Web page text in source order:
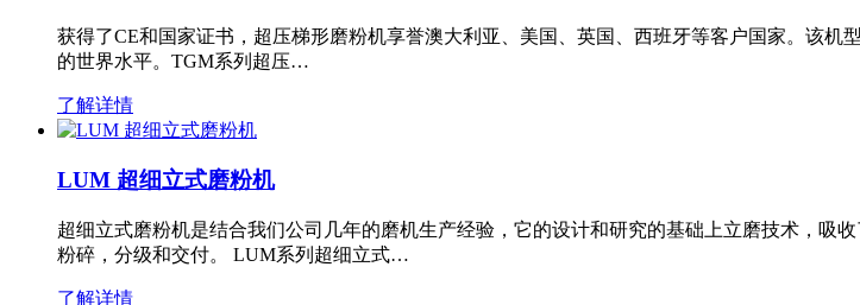
获得了CE和国家证书，超压梯形磨粉机享誉澳大利亚、美国、英国、西班牙等客户国家。该
的世界水平。TGM系列超压…
了解详情
LUM 超细立式磨粉机
超细立式磨粉机是结合我们公司几年的磨机生产经验，它的设计和研究的基础上立磨技术，吸
粉碎，分级和交付。 LUM系列超细立式…
了解详情